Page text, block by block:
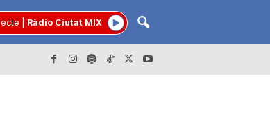
Ràdio Ciutat MIX